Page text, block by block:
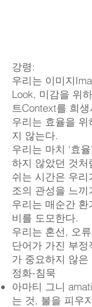
강령:
우리는 이미지
Look, 미감을 위
트Context를 희
우리는 효율을
지 않는다.
우리는 마치 ‘효
하지 않았던 것처
쉬는 시간은 우
조의 관성을 느끼
우리는 매순간
비를 도모한다.
우리는 혼선, 오
단어가 가진 부
가 중요하지 않
정화-침묵
아마티 그니
는 것, 불을 피우